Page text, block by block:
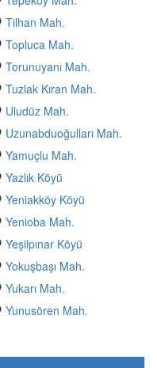
Tilhan Mah.
Topluca Mah.
Torunuyanı Mah.
Tuzlak Kıran Mah.
Uludüz Mah.
Uzunabduoğulları Mah.
Yamuçlu Mah.
Yazlık Köyü
Yeniakköy Köyü
Yenioba Mah.
Yeşilpınar Köyü
Yokuşbaşı Mah.
Yukarı Mah.
Yunusören Mah.